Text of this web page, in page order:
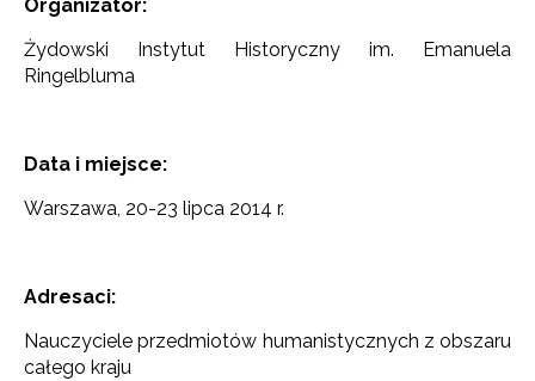
Organizator:
Żydowski Instytut Historyczny im. Emanuela
Ringelbluma
Data i miejsce:
Warszawa, 20-23 lipca 2014 r.
Adresaci:
Nauczyciele przedmiotów humanistycznych z obszaru
całego kraju